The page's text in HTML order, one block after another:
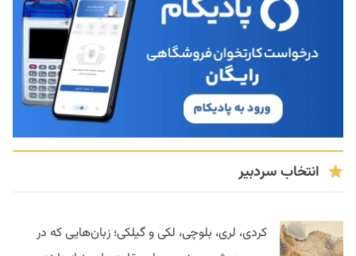
انتخاب سردبیر
کردی، لری، بلوچی، لکی و گیلکی؛ زبان‌هایی که در